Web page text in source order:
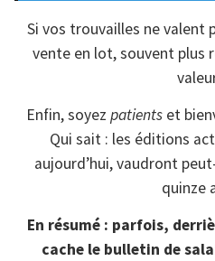
Si vos trouvailles ne valent
vente en lot, souvent plus
Enfin, soyez patientset
Qui sait : les éditions
aujourd’hui, vaudront
quinze
En résumé : parfois,
cache le bulletin de